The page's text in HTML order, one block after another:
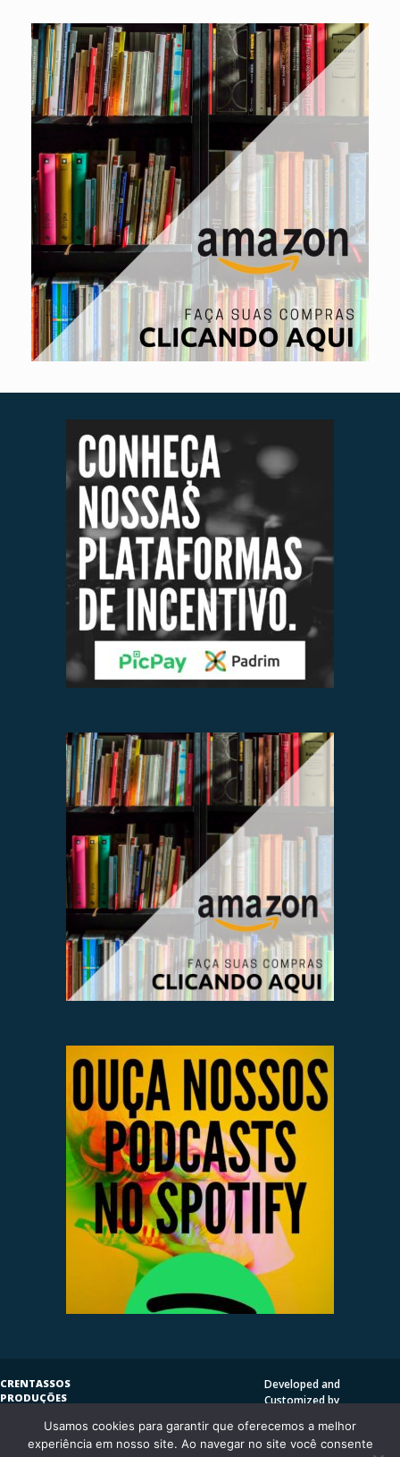
CRENTASSOS
PRODUÇÕES
COPYLEFT©2009
CRENTASSOS
Developed and
Customized by
DESIGN
UsingVantage Theme
Usamos cookies para garantir que oferecemos a melhor
experiência em nosso site. Ao navegar no site você consente